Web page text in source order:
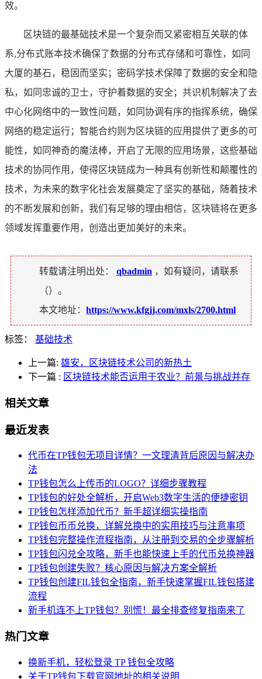
效。
区块链的最基础技术是一个复杂而又紧密相互关联的体
系,分布式账本技术确保了数据的分布式存储和可靠性，如同
大厦的基石，稳固而坚实；密码学技术保障了数据的安全和隐
私，如同忠诚的卫士，守护着数据的安全；共识机制解决了去
中心化网络中的一致性问题，如同协调有序的指挥系统，确保
网络的稳定运行；智能合约则为区块链的应用提供了更多的可
能性，如同神奇的魔法棒，开启了无限的应用场景，这些基础
技术的协同作用，使得区块链成为一种具有创新性和颠覆性的
技术，为未来的数字化社会发展奠定了坚实的基础，随着技术
的不断发展和创新，我们有足够的理由相信，区块链将在更多
领域发挥重要作用，创造出更加美好的未来。
转载请注明出处： qbadmin ，如有疑问，请联系
（）。
本文地址： https://www.kfgjj.com/mxls/2700.html
标签： 基础技术
上一篇: 雄安，区块链技术公司的新热土
下一篇 : 区块链技术能否运用于农业？前景与挑战并存
相关文章
最近发表
代币在TP钱包无项目详情？一文理清背后原因与解决办
法
TP钱包怎么上传币的LOGO？详细步骤教程
TP钱包的好处全解析，开启Web3数字生活的便捷密钥
TP钱包怎样添加代币？新手超详细实操指南
TP钱包币币兑换，详解兑换中的实用技巧与注意事项
TP钱包完整操作流程指南，从注册到交易的全步骤解析
TP钱包闪兑全攻略，新手也能快速上手的代币兑换神器
TP钱包创建失败？核心原因与解决方案全解析
TP钱包创建FIL钱包全指南，新手快速掌握FIL钱包搭建
流程
新手机连不上TP钱包？别慌！最全排查修复指南来了
热门文章
换新手机，轻松登录 TP 钱包全攻略
关于TP钱包下载官网地址的相关说明